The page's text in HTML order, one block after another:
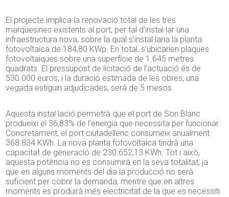
El projecte implica la renovació total de les tres
marquesines existents al port, per tal d’instal·lar una
infraestructura nova, sobre la qual s’instal·laria la planta
fotovoltaica de 184,80 KWp. En total, s’ubicarien plaques
fotovoltaiques sobre una superfície de 1.645 metres
quadrats. El pressupost de licitació de l’actuació és de
530.000 euros, i la duració estimada de les obres, una
vegada estiguin adjudicades, serà de 5 mesos.
Aquesta instal·lació permetrà que el port de Son Blanc
produeixi el 36,83% de l’energia que necessita per funcionar.
Concretament, el port ciutadellenc consumeix anualment
368.834 KWh. La nova planta fotovoltaica tindrà una
capacitat de generació de 230.652,13 KWh. Tot i això,
aquesta potència no es consumirà en la seva totalitat, ja
que en alguns moments del dia la producció no serà
suficient per cobrir la demanda, mentre que en altres
moments es produirà més electricitat de la que es necessiti.